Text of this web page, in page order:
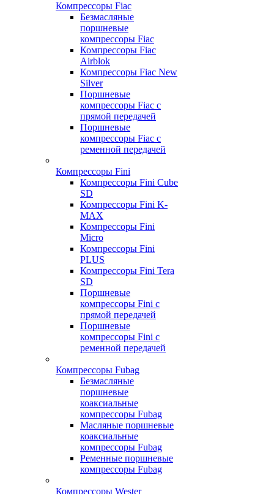
Компрессоры Fiac
Безмасляные
поршневые
компрессоры Fiac
Компрессоры Fiac
Airblok
Компрессоры Fiac New
Silver
Поршневые
компрессоры Fiac с
прямой передачей
Поршневые
компрессоры Fiac с
ременной передачей
Компрессоры Fini
Компрессоры Fini Cube
SD
Компрессоры Fini K-
MAX
Компрессоры Fini
Micro
Компрессоры Fini
PLUS
Компрессоры Fini Tera
SD
Поршневые
компрессоры Fini с
прямой передачей
Поршневые
компрессоры Fini с
ременной передачей
Компрессоры Fubag
Безмасляные
поршневые
коаксиальные
компрессоры Fubag
Масляные поршневые
коаксиальные
компрессоры Fubag
Ременные поршневые
компрессоры Fubag
Компрессоры Wester